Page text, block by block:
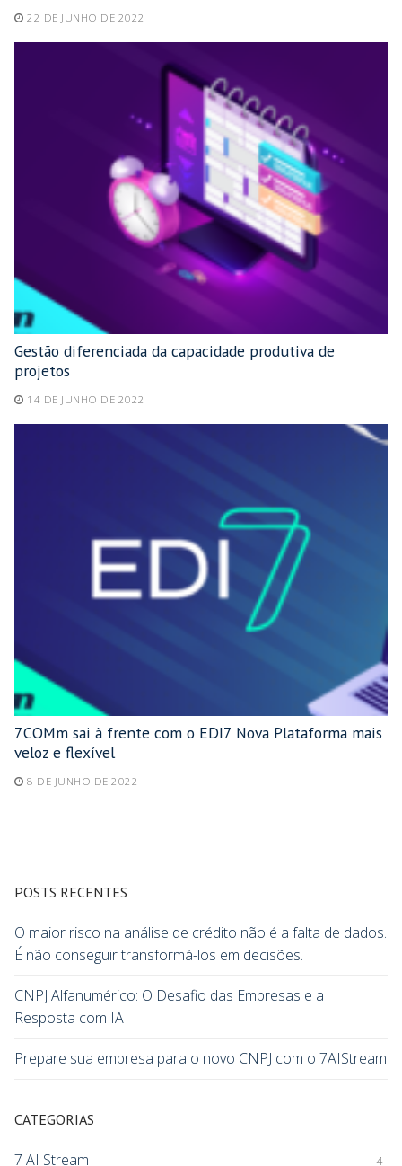
22 DE JUNHO DE 2022
Gestão diferenciada da capacidade produtiva de
projetos
14 DE JUNHO DE 2022
7COMm sai à frente com o EDI7 Nova Plataforma mais
veloz e flexível
8 DE JUNHO DE 2022
POSTS RECENTES
O maior risco na análise de crédito não é a falta de dados.
É não conseguir transformá-los em decisões.
CNPJ Alfanumérico: O Desafio das Empresas e a
Resposta com IA
Prepare sua empresa para o novo CNPJ com o 7AIStream
CATEGORIAS
7 AI Stream 4